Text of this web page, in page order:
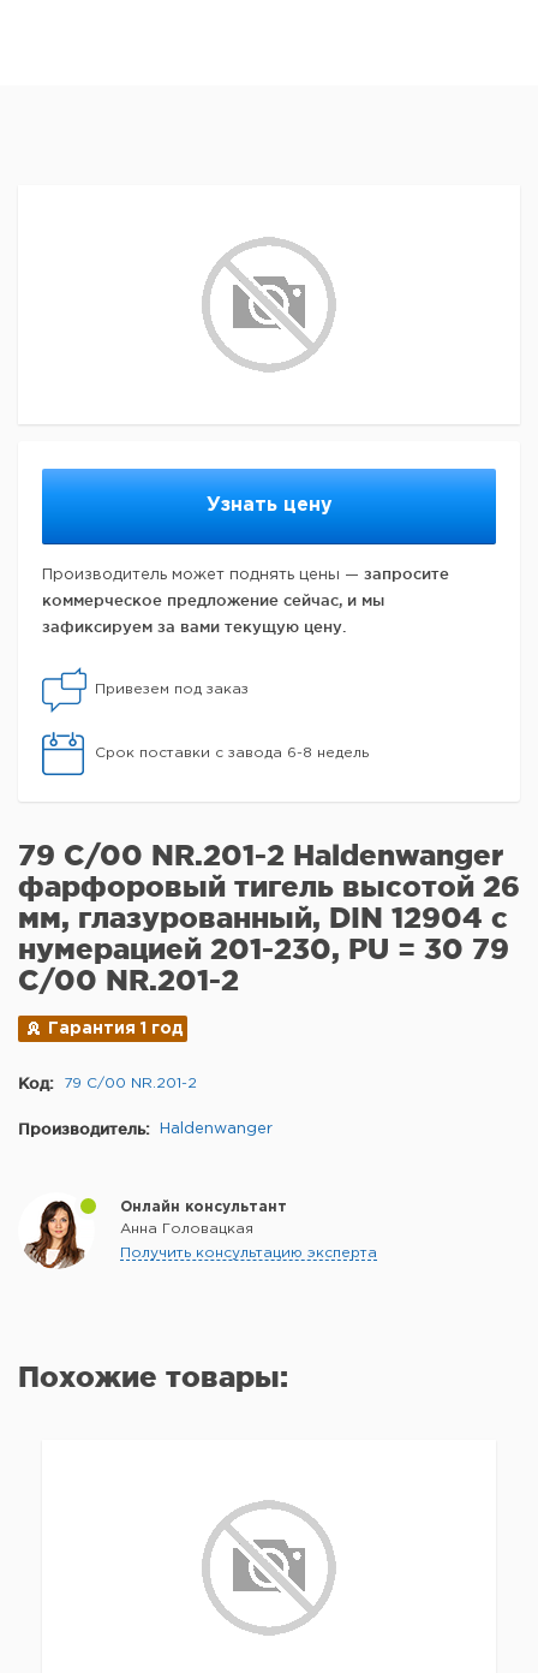
Узнать цену
Производитель может поднять цены — запросите
коммерческое предложение сейчас, и мы
зафиксируем за вами текущую цену.
Привезем под заказ
Срок поставки с завода 6-8 недель
79 C/00 NR.201-2 Haldenwanger
фарфоровый тигель высотой 26
мм, глазурованный, DIN 12904 с
нумерацией 201-230, PU = 30 79
C/00 NR.201-2
Гарантия 1 год
Код: 79 C/00 NR.201-2
Производитель: Haldenwanger
Онлайн консультант
Анна Головацкая
Получить консультацию эксперта
Похожие товары: